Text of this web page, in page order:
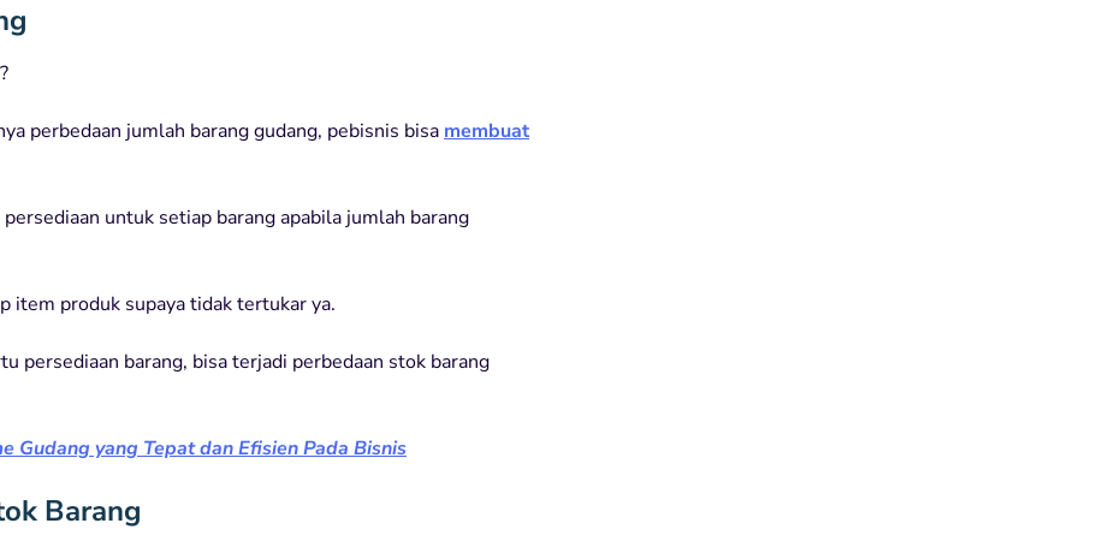
perbedaan jumlah barang gudang, pebisnis bisa membuat
untuk setiap barang apabila jumlah barang
item produk supaya tidak tertukar ya.
persediaan barang, bisa terjadi perbedaan stok barang
Gudang yang Tepat dan Efisien Pada Bisnis
Barang